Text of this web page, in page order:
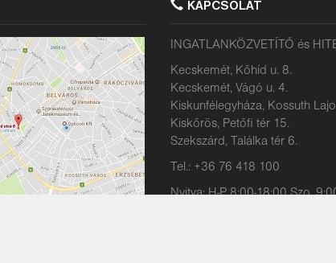
KAPCSOLAT
INGATLANKÖZVETÍTŐ és
Kecskemét, Kőhíd u. 8.
Kecskemét, Vágó u. 4.
Kiskunfélegyháza, Kossuth
Kiskőrös, Petőfi tér 15.
Szekszárd, Találka tér 6.
Tel.: +36 76 418 100
Nyitva: H-P 8:00-18:00 Szo.